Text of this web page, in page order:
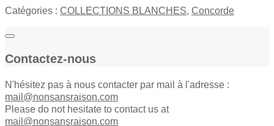
Catégories : COLLECTIONS BLANCHES, Concorde
Contactez-nous
N'hésitez pas à nous contacter par mail à l'adresse :
mail@nonsansraison.com
Please do not hesitate to contact us at
mail@nonsansraison.com